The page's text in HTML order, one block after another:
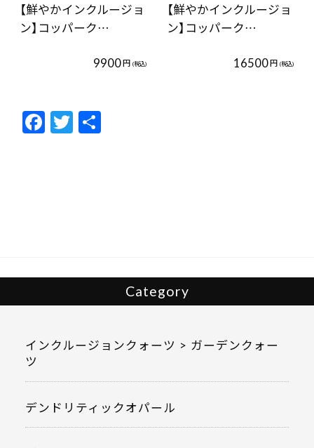
【鮮やかインクルージョ
ン】コッパーク…
9900円 (税込)
【鮮やかインクルージョ
ン】コッパーク…
16500円 (税込)
F
ac
T
w
Category
インクルージョンクォーツ > ガーデンクォー
ツ
デンドリティックオパール